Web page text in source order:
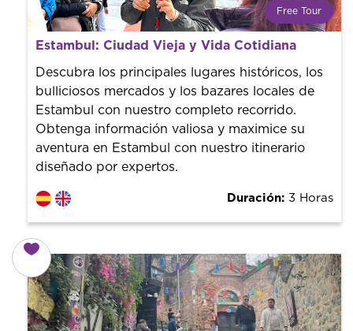
Free Tour
¿Qué es un FREE TOUR?
Tendencia mundial en rutas turísticas. Reserva sin coste
con un guía profesional. ¡El precio es libre! Por lo que al
finalizar la experiencia tú le pones el precio.
Estambul: Ciudad Vieja y Vida Cotidiana
Descubra los principales lugares históricos, los
bulliciosos mercados y los bazares locales de
Estambul con nuestro completo recorrido.
Obtenga información valiosa y maximice su
aventura en Estambul con nuestro itinerario
diseñado por expertos.
Duración: 3 Horas